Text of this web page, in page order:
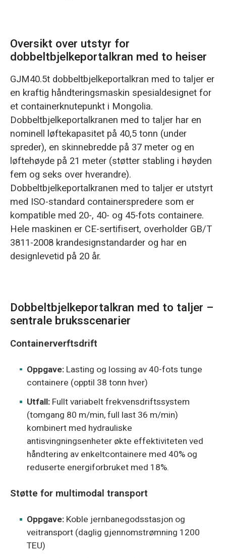
Oversikt over utstyr for
dobbeltbjelkeportalkran med to heiser
GJM40.5t dobbeltbjelkeportalkran med to taljer er
en kraftig håndteringsmaskin spesialdesignet for
et containerknutepunkt i Mongolia.
Dobbeltbjelkeportalkranen med to taljer har en
nominell løftekapasitet på 40,5 tonn (under
spreder), en skinnebredde på 37 meter og en
løftehøyde på 21 meter (støtter stabling i høyden
fem og seks over hverandre).
Dobbeltbjelkeportalkranen med to taljer er utstyrt
med ISO-standard containerspredere som er
kompatible med 20-, 40- og 45-fots containere.
Hele maskinen er CE-sertifisert, overholder GB/T
3811-2008 krandesignstandarder og har en
designlevetid på 20 år.
Dobbeltbjelkeportalkran med to taljer –
sentrale bruksscenarier
Containerverftsdrift
Oppgave: Lasting og lossing av 40-fots tunge
containere (opptil 38 tonn hver)
Utfall: Fullt variabelt frekvensdriftssystem
(tomgang 80 m/min, full last 36 m/min)
kombinert med hydrauliske
antisvingningsenheter økte effektiviteten ved
håndtering av enkeltcontainere med 40% og
reduserte energiforbruket med 18%.
Støtte for multimodal transport
Oppgave: Koble jernbanegodsstasjon og
veitransport (daglig gjennomstrømning 1200
TEU)